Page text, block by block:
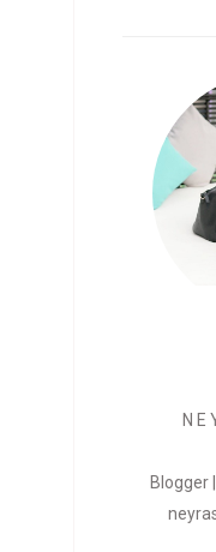
N E
Blogger